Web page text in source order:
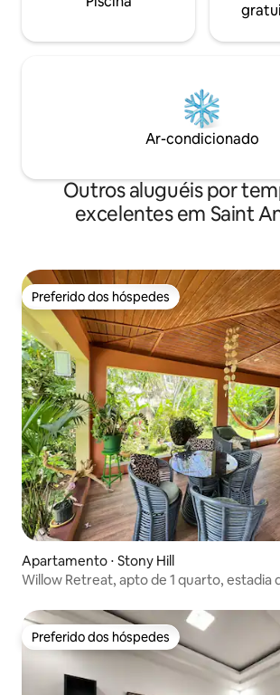
Ar-condicionado
Outros aluguéis por
excelentes em Saint
Preferido dos hóspedes
Preferido dos hóspedes
Apartamento ⋅ Stony Hill
Willow Retreat, apto de 1 quarto, estadia
Preferido dos hóspedes
Preferido dos hóspedes